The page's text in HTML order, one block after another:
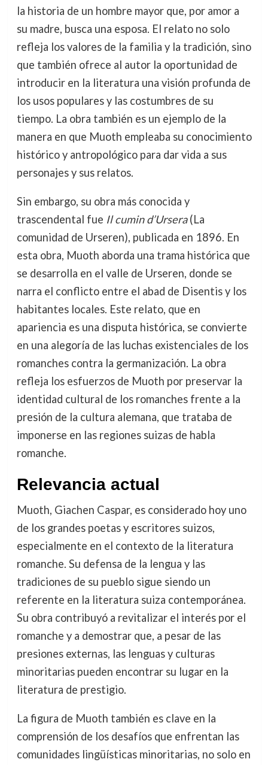
la historia de un hombre mayor que, por amor a
su madre, busca una esposa. El relato no solo
refleja los valores de la familia y la tradición, sino
que también ofrece al autor la oportunidad de
introducir en la literatura una visión profunda de
los usos populares y las costumbres de su
tiempo. La obra también es un ejemplo de la
manera en que Muoth empleaba su conocimiento
histórico y antropológico para dar vida a sus
personajes y sus relatos.
Sin embargo, su obra más conocida y
trascendental fue Il cumin d’Ursera(La
comunidad de Urseren), publicada en 1896. En
esta obra, Muoth aborda una trama histórica que
se desarrolla en el valle de Urseren, donde se
narra el conflicto entre el abad de Disentis y los
habitantes locales. Este relato, que en
apariencia es una disputa histórica, se convierte
en una alegoría de las luchas existenciales de los
romanches contra la germanización. La obra
refleja los esfuerzos de Muoth por preservar la
identidad cultural de los romanches frente a la
presión de la cultura alemana, que trataba de
imponerse en las regiones suizas de habla
romanche.
Relevancia actual
Muoth, Giachen Caspar, es considerado hoy uno
de los grandes poetas y escritores suizos,
especialmente en el contexto de la literatura
romanche. Su defensa de la lengua y las
tradiciones de su pueblo sigue siendo un
referente en la literatura suiza contemporánea.
Su obra contribuyó a revitalizar el interés por el
romanche y a demostrar que, a pesar de las
presiones externas, las lenguas y culturas
minoritarias pueden encontrar su lugar en la
literatura de prestigio.
La figura de Muoth también es clave en la
comprensión de los desafíos que enfrentan las
comunidades lingüísticas minoritarias, no solo en